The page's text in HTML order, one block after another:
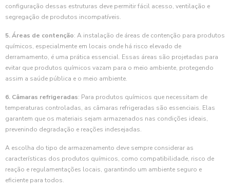
configuração dessas estruturas deve permitir fácil acesso, ventilação e
segregação de produtos incompatíveis.
5. Áreas de contenção: A instalação de áreas de contenção para produtos
químicos, especialmente em locais onde há risco elevado de
derramamento, é uma prática essencial. Essas áreas são projetadas para
evitar que produtos químicos vazam para o meio ambiente, protegendo
assim a saúde pública e o meio ambiente.
6. Câmaras refrigeradas: Para produtos químicos que necessitam de
temperaturas controladas, as câmaras refrigeradas são essenciais. Elas
garantem que os materiais sejam armazenados nas condições ideais,
prevenindo degradação e reações indesejadas.
A escolha do tipo de armazenamento deve sempre considerar as
características dos produtos químicos, como compatibilidade, risco de
reação e regulamentações locais, garantindo um ambiente seguro e
eficiente para todos.